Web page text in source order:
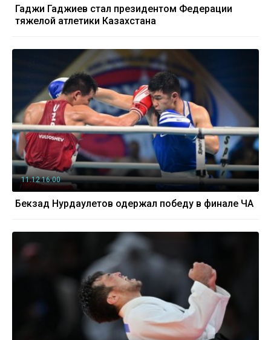
Гаджи Гаджиев стал президентом Федерации
тяжелой атлетики Казахстана
11.12 16:00
Бекзад Нурдаулетов одержал победу в финале ЧА